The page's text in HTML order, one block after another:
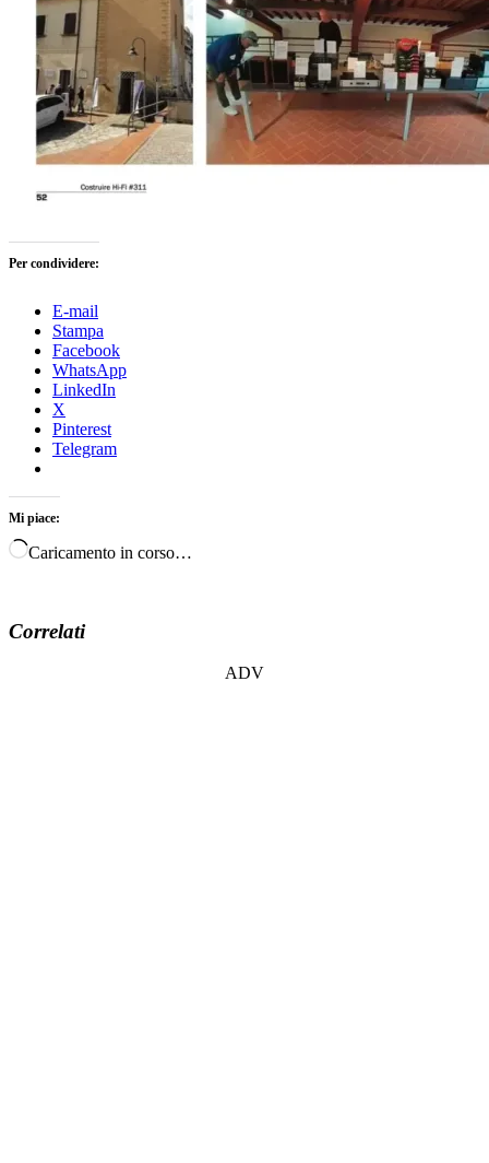
Per condividere:
E-mail
Stampa
Facebook
WhatsApp
LinkedIn
X
Pinterest
Telegram
Mi piace:
Caricamento in corso…
Correlati
ADV